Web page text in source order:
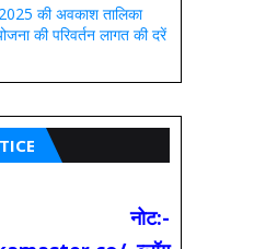
2025 की अवकाश तालिका
की परिवर्तन लागत की दरें